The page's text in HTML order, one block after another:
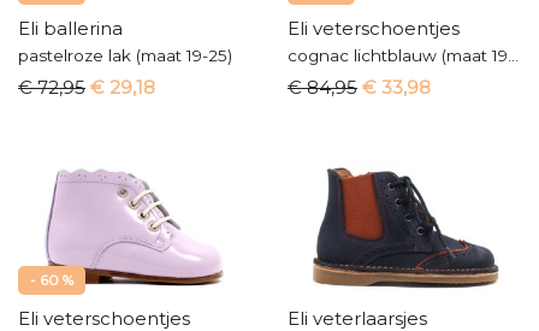
Eli ballerina
pastelroze lak (maat 19-25)
€ 72,95 € 29,18
Eli veterschoentjes
€ 84,95 € 33,98
- 60 %
Eli veterschoentjes Eli veterlaarsjes